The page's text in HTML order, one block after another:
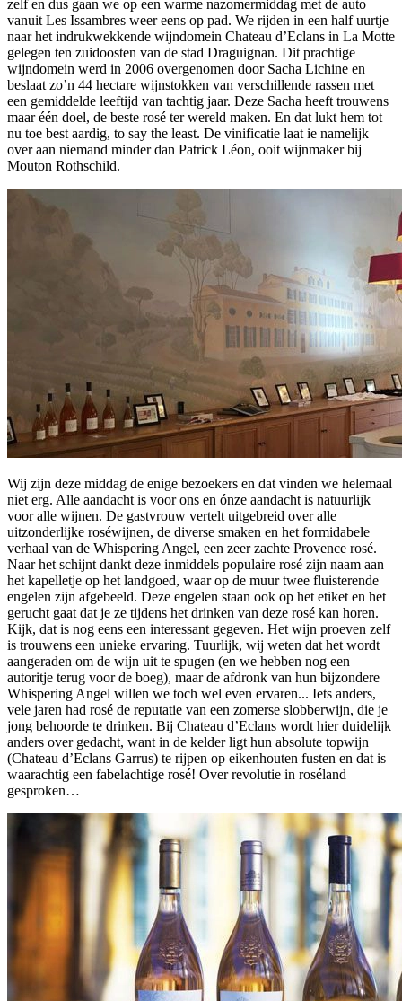
zelf en dus gaan we op een warme nazomermiddag met de auto
vanuit Les Issambres weer eens op pad. We rijden in een half uurtje
naar het indrukwekkende wijndomein Chateau d’Eclans in La Motte
gelegen ten zuidoosten van de stad Draguignan. Dit prachtige
wijndomein werd in 2006 overgenomen door Sacha Lichine en
beslaat zo’n 44 hectare wijnstokken van verschillende rassen met
een gemiddelde leeftijd van tachtig jaar. Deze Sacha heeft trouwens
maar één doel, de beste rosé ter wereld maken. En dat lukt hem tot
nu toe best aardig, to say the least. De vinificatie laat ie namelijk
over aan niemand minder dan Patrick Léon, ooit wijnmaker bij
Mouton Rothschild.
Wij zijn deze middag de enige bezoekers en dat vinden we helemaal
niet erg. Alle aandacht is voor ons en ónze aandacht is natuurlijk
voor alle wijnen. De gastvrouw vertelt uitgebreid over alle
uitzonderlijke roséwijnen, de diverse smaken en het formidabele
verhaal van de Whispering Angel, een zeer zachte Provence rosé.
Naar het schijnt dankt deze inmiddels populaire rosé zijn naam aan
het kapelletje op het landgoed, waar op de muur twee fluisterende
engelen zijn afgebeeld. Deze engelen staan ook op het etiket en het
gerucht gaat dat je ze tijdens het drinken van deze rosé kan horen.
Kijk, dat is nog eens een interessant gegeven. Het wijn proeven zelf
is trouwens een unieke ervaring. Tuurlijk, wij weten dat het wordt
aangeraden om de wijn uit te spugen (en we hebben nog een
autoritje terug voor de boeg), maar de afdronk van hun bijzondere
Whispering Angel willen we toch wel even ervaren... Iets anders,
vele jaren had rosé de reputatie van een zomerse slobberwijn, die je
jong behoorde te drinken. Bij Chateau d’Eclans wordt hier duidelijk
anders over gedacht, want in de kelder ligt hun absolute topwijn
(Chateau d’Eclans Garrus) te rijpen op eikenhouten fusten en dat is
waarachtig een fabelachtige rosé! Over revolutie in roséland
gesproken…